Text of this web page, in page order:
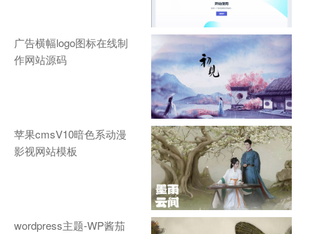
广告横幅logo图标在线制
作网站源码
苹果cmsV10暗色系动漫
影视网站模板
wordpress主题-WP酱茄